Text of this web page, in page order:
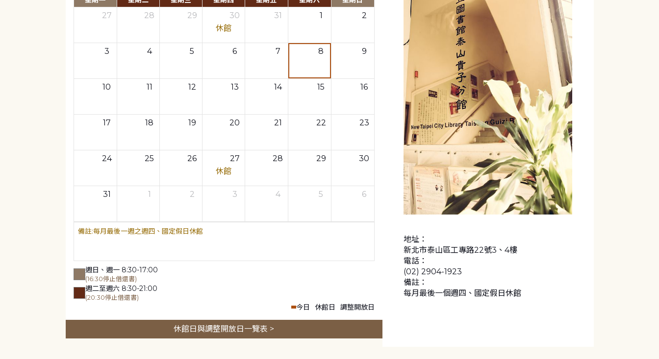
27 28 29
30
休館
31 1 2
3 4 5 6 7 8 9
10 11 12 13 14 15 16
17 18 19 20 21 22 23
24 25 26
27
休館
28 29 30
31 1 2 3 4 5 6
每月最後一週之週四、國定假日休館
週日、週一 8:30-17:00
(16:30停止借還書)
週二至週六 8:30-21:00
(20:30停止借還書)
今日 休館日 調整開放日
休館日與調整開放日一覽表 >
地址：
新北市泰山區工專路22號3、4樓
電話：
(02) 2904-1923
備註：
每月最後一個週四、國定假日休館